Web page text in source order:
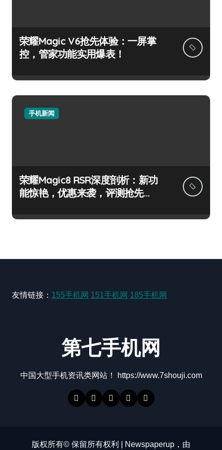
荣耀Magic V6抢先体验：一屏掌
控，管家功能实用爆表！
手机新闻
荣耀Magic8 RSR深度剖析：新功
能惊艳，优惠来袭，评测抢先
友情链接： 155手机网 151手机网 185手机网
第七手机网
中国大型手机资讯类网站！ https://www.7shouji.com
版权所有© 保留所有权利 Newspaperup ，由